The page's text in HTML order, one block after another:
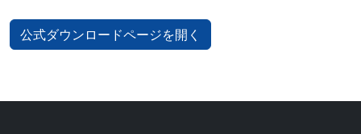
公式ダウンロードページを開く